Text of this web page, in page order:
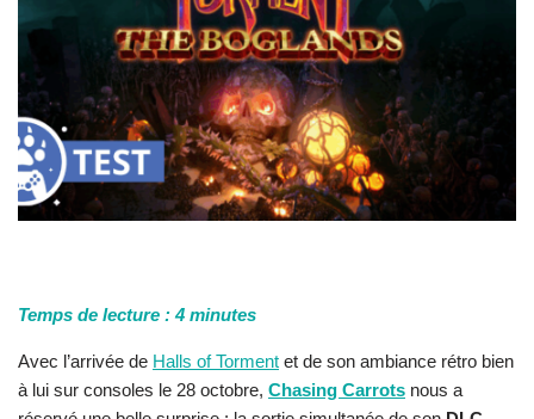
Temps de lecture :4 minutes
Avec l’arrivée de Halls of Torment et de son ambiance rétro bien
à lui sur consoles le 28 octobre, Chasing Carrots nous a